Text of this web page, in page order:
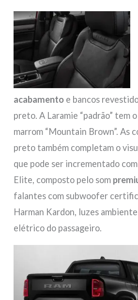
acabamento e bancos
preto. A Laramie “padrão” tem
marrom “Mountain Brown”. As
preto também completam o
que pode ser incrementado
Elite, composto pelo som
falantes com subwoofer
Harman Kardon, luzes
elétrico do passageiro.